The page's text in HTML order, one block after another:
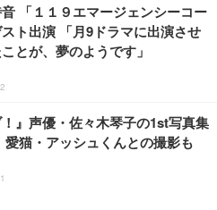
ソコンチェア (ブラック)
チェア デスクチェア 疲れない テレ
化バックレスト 30度ロッキング機
腰サポート 90度跳ね上げ式アーム
レスト ハンガー付き 高反発クッシ
ソコンチェア (ホワイト)
スチェア デスクチェア 肘なし メ
ンバーサポート付き 腰サポート ガ
度回転 キャスター付き コンパク
E2724HS 27インチ 液晶モニタ
）VA 非光沢 HDMI/DisplayP
ー内蔵 高さ調整 スイベル VESA対
ジネス向け
280Hz/FHD】GRAPHT THE S
Monitor 24” Essential ゲーミン
インチ 1ms FHD 量子ドット 残
ートベーシック) 【Amazon.co.jp
アイリスオーヤマ ペットシーツ
イド 100枚入 (x 1) (ケース販売)
ペットシーツ 超厚型 お徳用 レギ
Amazon.co.jp限定】
「１１９エマージェンシーコー
ト出演 「月9ドラマに出演させ
とが、夢のようです」
！』声優・佐々木琴子の1st写真集
愛猫・アッシュくんとの撮影も